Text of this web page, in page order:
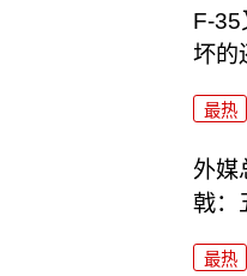
F-35
坏的
最热
外媒
戟：
最热